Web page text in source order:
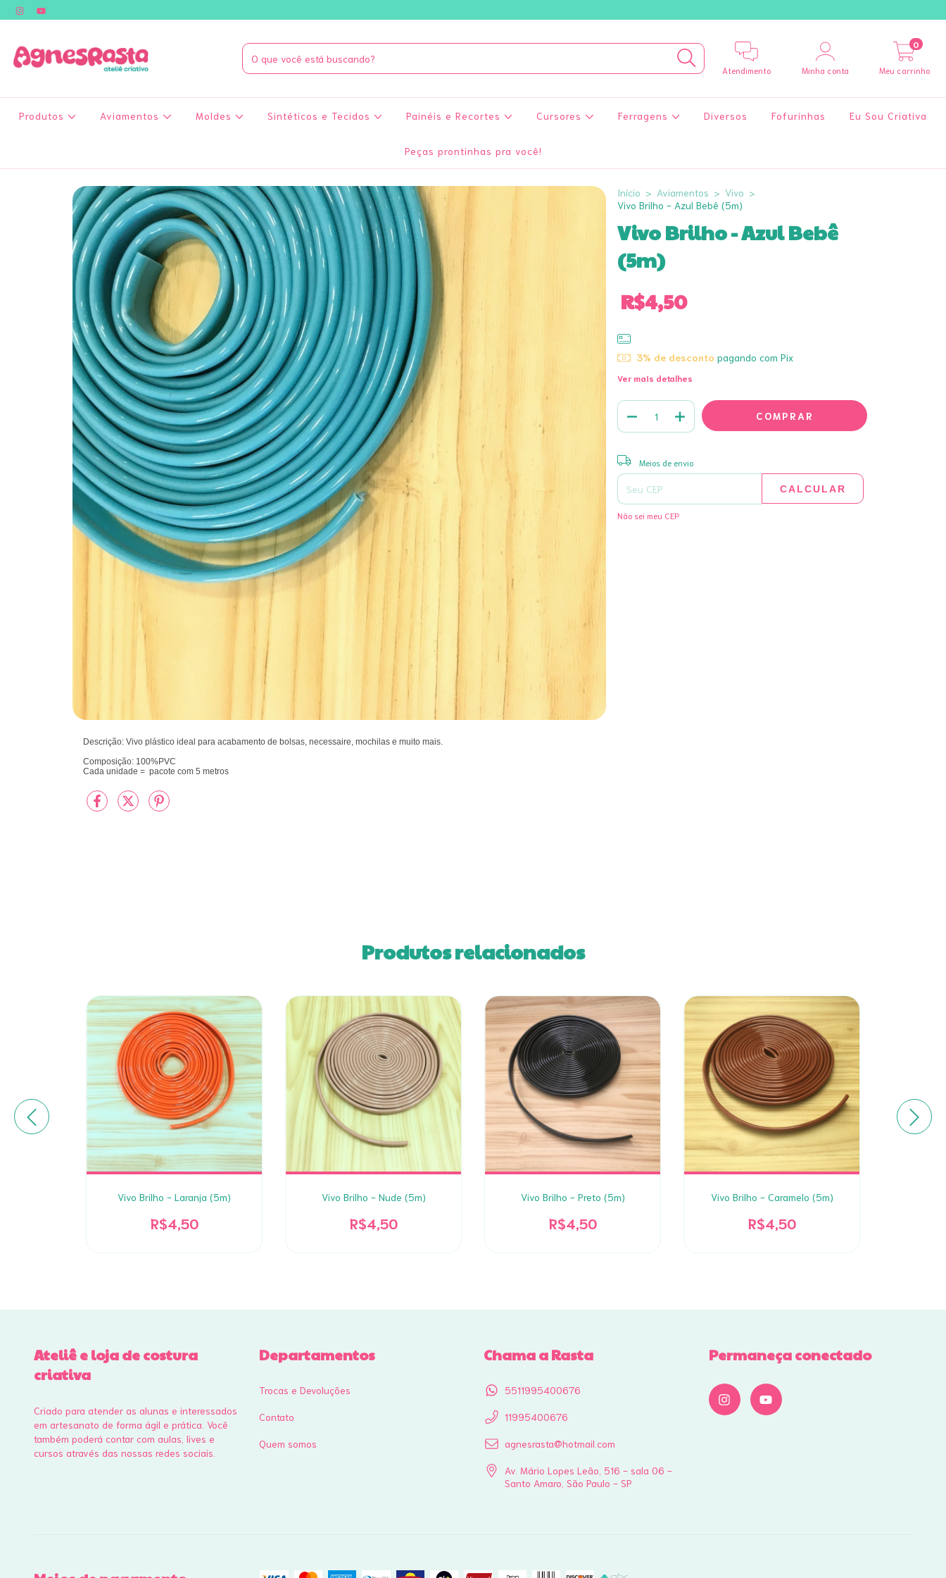
Atendimento Minha conta Meu carrinho
0
Produtos Aviamentos Moldes Sintéticos e Tecidos Painéis e Recortes Cursores Ferragens Diversos Fofurinhas Eu Sou Criativa
Peças prontinhas pra você!
Descrição: Vivo plástico ideal para acabamento de bolsas, necessaire, mochilas e muito mais.
Composição: 100%PVC
Cada unidade = pacote com 5 metros
Início > Aviamentos > Vivo >
Vivo Brilho - Azul Bebê (5m)
Vivo Brilho - Azul Bebê
(5m)
R$4,50
3% de desconto pagando com Pix
Ver mais detalhes
Entregas para o CEP:
Meios de envio
CALCULAR
Não sei meu CEP
Produtos relacionados
Vivo Brilho - Laranja (5m)
R$4,50
Vivo Brilho - Nude (5m)
R$4,50
Vivo Brilho - Preto (5m)
R$4,50
Vivo Brilho - Caramelo (5m)
R$4,50
Ateliê e loja de costura
criativa
Criado para atender as alunas e interessados
em artesanato de forma ágil e prática. Você
também poderá contar com aulas, lives e
cursos através das nossas redes sociais.
Departamentos
Trocas e Devoluções
Contato
Quem somos
Chama a Rasta
5511995400676
11995400676
agnesrasta@hotmail.com
Av. Mário Lopes Leão, 516 - sala 06 -
Santo Amaro, São Paulo - SP
Permaneça conectado